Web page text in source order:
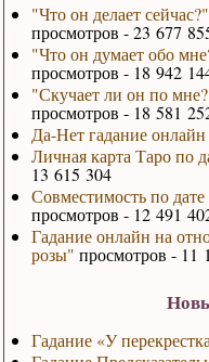
"Что он делает
просмотров - 23 677
"Что он думает обо
просмотров - 18 942
"Скучает ли он по
просмотров - 18 581
Да-Нет гадание онлайн
Личная карта Таро по
13 615 304
Совместимость по
просмотров - 12 491
Гадание онлайн на
розы" просмотров - 11
Гадание «У